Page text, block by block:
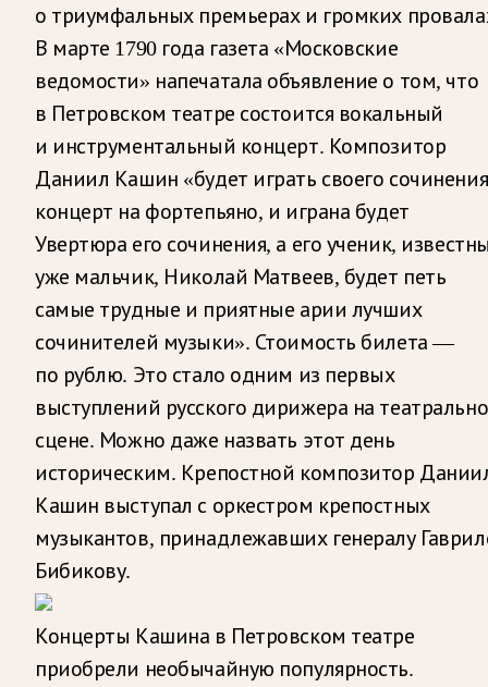
о триумфальных премьерах и громких
В марте 1790 года газета «Московские
ведомости» напечатала объявление о том, что
в Петровском театре состоится вокальный
и инструментальный концерт. Композитор
Даниил Кашин «будет играть своего сочинения
концерт на фортепьяно, и играна будет
Увертюра его сочинения, а его ученик,
уже мальчик, Николай Матвеев, будет петь
самые трудные и приятные арии лучших
сочинителей музыки». Стоимость билета —
по рублю. Это стало одним из первых
выступлений русского дирижера на
сцене. Можно даже назвать этот день
историческим. Крепостной композитор
Кашин выступал с оркестром крепостных
музыкантов, принадлежавших генералу
Бибикову.
Концерты Кашина в Петровском театре
приобрели необычайную популярность.